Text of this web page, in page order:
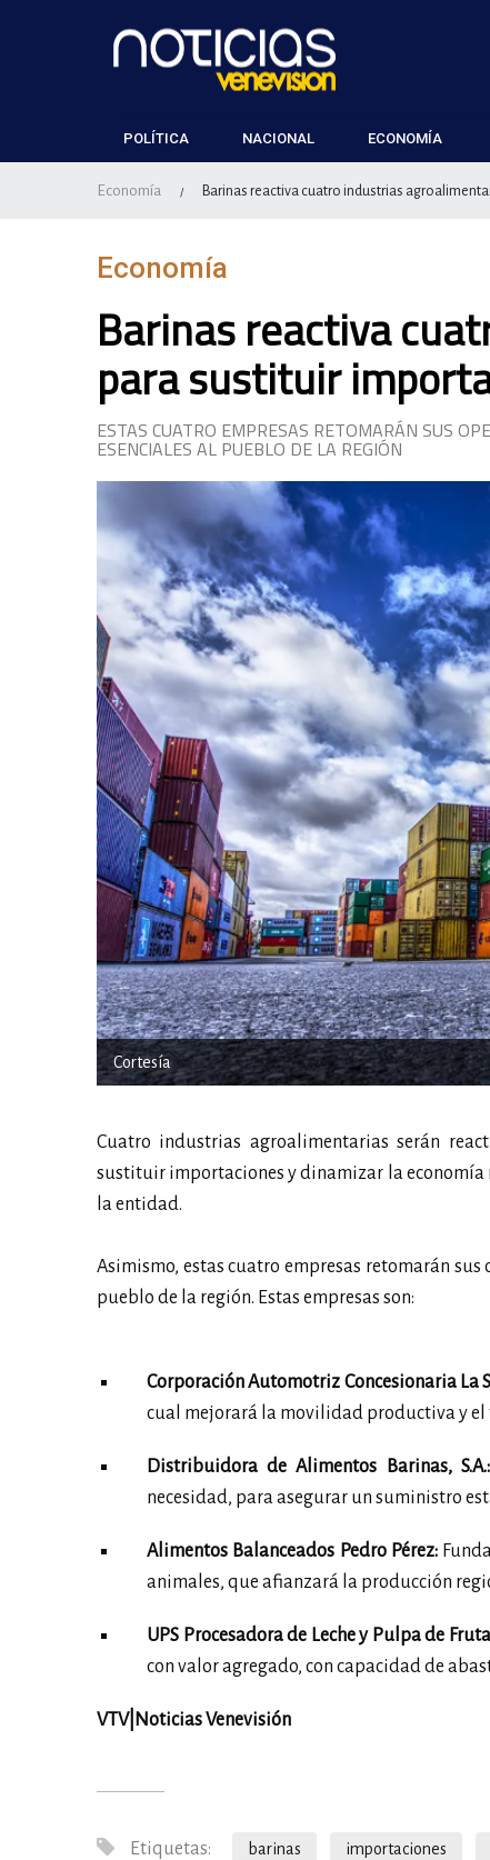
POLÍTICA NACIONAL ECONOMÍA
Economía / Barinas reactiva cuatro industrias
Economía
Barinas reactiva
para sustituir
ESTAS CUATRO EMPRESAS RETOMARÁN SUS
ESENCIALES AL PUEBLO DE LA REGIÓN
Cortesía
Cuatro industrias agroalimentarias serán
sustituir importaciones y dinamizar la
la entidad.
Asimismo, estas cuatro empresas retomarán
pueblo de la región. Estas empresas son:
Corporación Automotriz Concesionaria La
cual mejorará la movilidad productiva y el
Distribuidora de Alimentos Barinas, S.A.:
necesidad, para asegurar un suministro
Alimentos Balanceados Pedro Pérez:
animales, que afianzará la producción
UPS Procesadora de Leche y Pulpa de
con valor agregado, con capacidad de
VTV|Noticias Venevisión
Etiquetas: barinas importaciones